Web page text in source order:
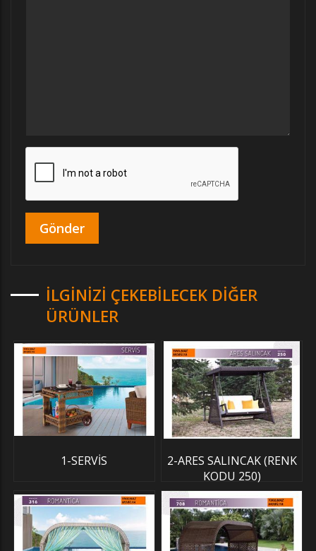
İLGINIZI ÇEKEBILECEK DIĞER
ÜRÜNLER
1-SERVİS
2-ARES SALINCAK (RENK
KODU 250)